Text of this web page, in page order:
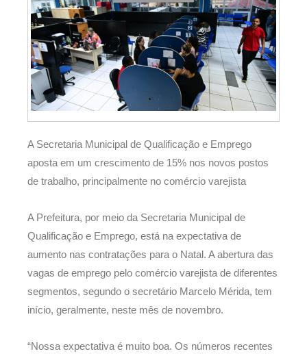
A Secretaria Municipal de Qualificação e Emprego
aposta em um crescimento de 15% nos novos postos
de trabalho, principalmente no comércio varejista
A Prefeitura, por meio da Secretaria Municipal de
Qualificação e Emprego, está na expectativa de
aumento nas contratações para o Natal. A abertura das
vagas de emprego pelo comércio varejista de diferentes
segmentos, segundo o secretário Marcelo Mérida, tem
início, geralmente, neste mês de novembro.
“Nossa expectativa é muito boa. Os números recentes